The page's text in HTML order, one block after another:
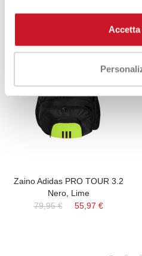
Zaino Adidas PRO TOUR 3.2
Nero, Lime
79,95 €
55,97 €